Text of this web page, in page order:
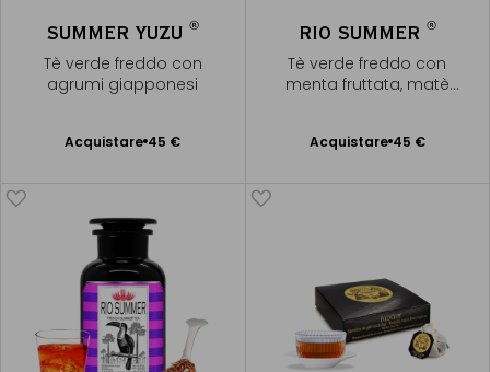
SUMMER YUZU ®
Tè verde freddo con
agrumi giapponesi
Acquistare 45 €
Aggiungere
RIO SUMMER ®
Tè verde freddo con
menta fruttata, matè
Acquistare 45 €
Aggiungere